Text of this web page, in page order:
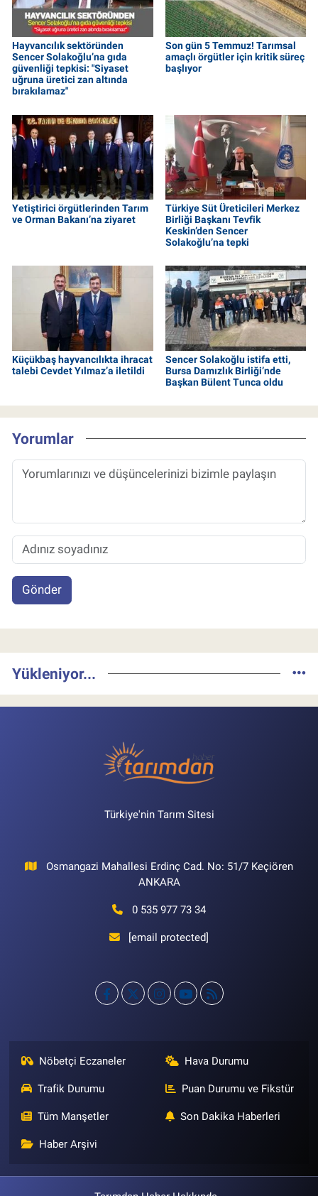
Hayvancılık sektöründen
Sencer Solakoğlu’na gıda
güvenliği tepkisi: "Siyaset
uğruna üretici zan altında
bırakılamaz"
Son gün 5 Temmuz! Tarımsal
amaçlı örgütler için kritik süreç
başlıyor
Yetiştirici örgütlerinden Tarım
ve Orman Bakanı’na ziyaret
Türkiye Süt Üreticileri Merkez
Birliği Başkanı Tevfik
Keskin’den Sencer
Solakoğlu’na tepki
Küçükbaş hayvancılıkta ihracat
talebi Cevdet Yılmaz’a iletildi
Sencer Solakoğlu istifa etti,
Bursa Damızlık Birliği’nde
Başkan Bülent Tunca oldu
Yorumlar
Gönder
Yükleniyor...
Türkiye'nin Tarım Sitesi
Osmangazi Mahallesi Erdinç Cad. No: 51/7 Keçiören
ANKARA
0 535 977 73 34
[email protected]
Nöbetçi Eczaneler Hava Durumu
Trafik Durumu Puan Durumu ve Fikstür
Tüm Manşetler Son Dakika Haberleri
Haber Arşivi